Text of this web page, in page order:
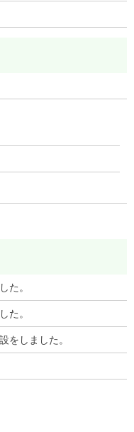
た。
た。
をしました。